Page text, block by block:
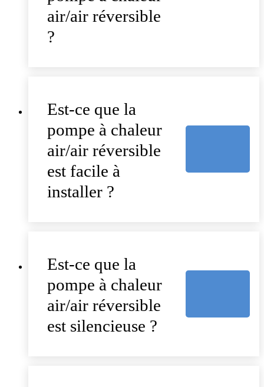
air/air réversible
?
Est-ce que la
pompe à chaleur
air/air réversible
est facile à
installer ?
Est-ce que la
pompe à chaleur
air/air réversible
est silencieuse ?